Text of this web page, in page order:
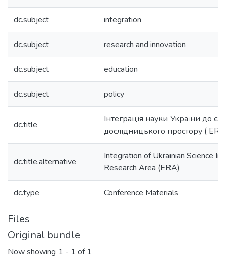
dc.subject integration
dc.subject research and innovation
dc.subject education
dc.subject policy
dc.title
Інтеграція науки України до
дослідницького простору (
dc.title.alternative
Integration of Ukrainian Science
Research Area (ERA)
dc.type Conference Materials
Files
Original bundle
Now showing 1 - 1 of 1